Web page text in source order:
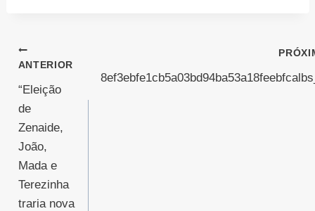
Navegação
de
Post
ANTERIOR
“Eleição
de
Zenaide,
João,
Mada e
Terezinha
traria nova